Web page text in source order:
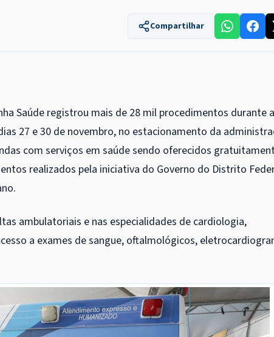
Compartilhar
Saúde registrou mais de 28 mil procedimentos durante a
27 e 30 de novembro, no estacionamento da
com serviços em saúde sendo oferecidos
realizados pela iniciativa do Governo do Distrito
ambulatoriais e nas especialidades de cardiologia,
a exames de sangue, oftalmológicos,